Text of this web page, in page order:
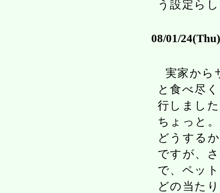
う設定ら
08/01/24(Thu)
実家から
と食べ尽
行しまし
ちょっと
どうする
ですが、
で、ペッ
どの当た